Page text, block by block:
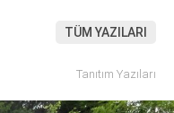
TÜM YAZILARI
Tanıtım Yazıları